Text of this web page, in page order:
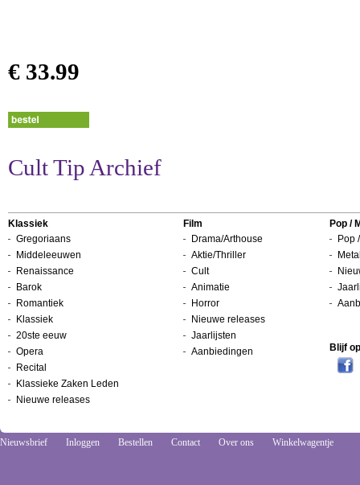
€ 33.99
Cult Tip Archief
Klassiek
Gregoriaans
Middeleeuwen
Renaissance
Barok
Romantiek
Klassiek
20ste eeuw
Opera
Recital
Klassieke Zaken Leden
Nieuwe releases
Film
Drama/Arthouse
Aktie/Thriller
Cult
Animatie
Horror
Nieuwe releases
Jaarlijsten
Aanbiedingen
Pop /
Pop
Blijf
Nieuwsbrief Inloggen Bestellen Contact Over ons Winkelwagentje